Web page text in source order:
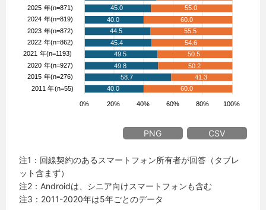
PNG CSV
注1：回線契約のあるスマートフォン所有者が回答（タブレ
ット含まず）
注2：Androidは、シニア向けスマートフォンも含む
注3：2011-2020年は5年ごとのデータ